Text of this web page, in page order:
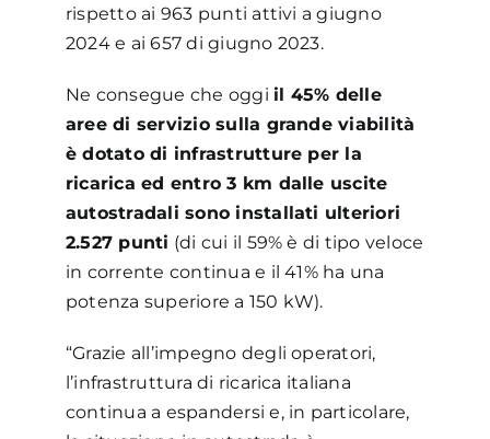
rispetto ai 963 punti attivi a giugno
2024 e ai 657 di giugno 2023.
Ne consegue che oggi il 45% delle
aree di servizio sulla grande viabilità
è dotato di infrastrutture per la
ricarica ed entro 3 km dalle uscite
autostradali sono installati ulteriori
2.527 punti (di cui il 59% è di tipo veloce
in corrente continua e il 41% ha una
potenza superiore a 150 kW).
“Grazie all’impegno degli operatori,
l’infrastruttura di ricarica italiana
continua a espandersi e, in particolare,